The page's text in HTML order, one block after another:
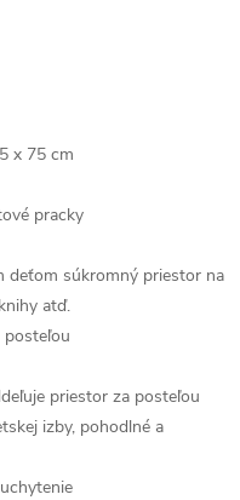
x 75 cm
pracky
deťom súkromný priestor na
atď.
priestor za posteľou
izby, pohodlné a